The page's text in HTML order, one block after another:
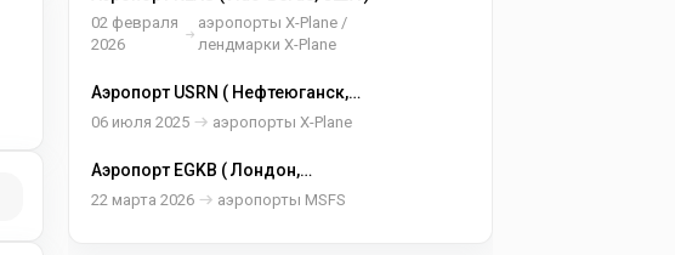
02 февраля
2026
аэропорты X-Plane /
лендмарки X-Plane
Аэропорт USRN ( Нефтеюганск,
Россия )
06 июля 2025 аэропорты X-Plane
Аэропорт EGKB ( Лондон,
Великобритания )
22 марта 2026 аэропорты MSFS